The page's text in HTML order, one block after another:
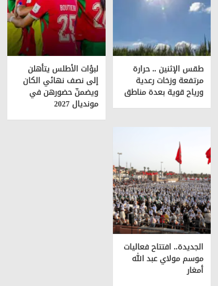
طقس الإثنين .. حرارة
مرتفعة وزخات رعدية
ورياح قوية بعدة مناطق
لبؤات الأطلس يتأهلن
إلى نصف نهائي الكان
ويضمنّ حضورهن في
مونديال 2027
الجديدة.. افتتاح فعاليات
موسم مولاي عبد الله
أمغار